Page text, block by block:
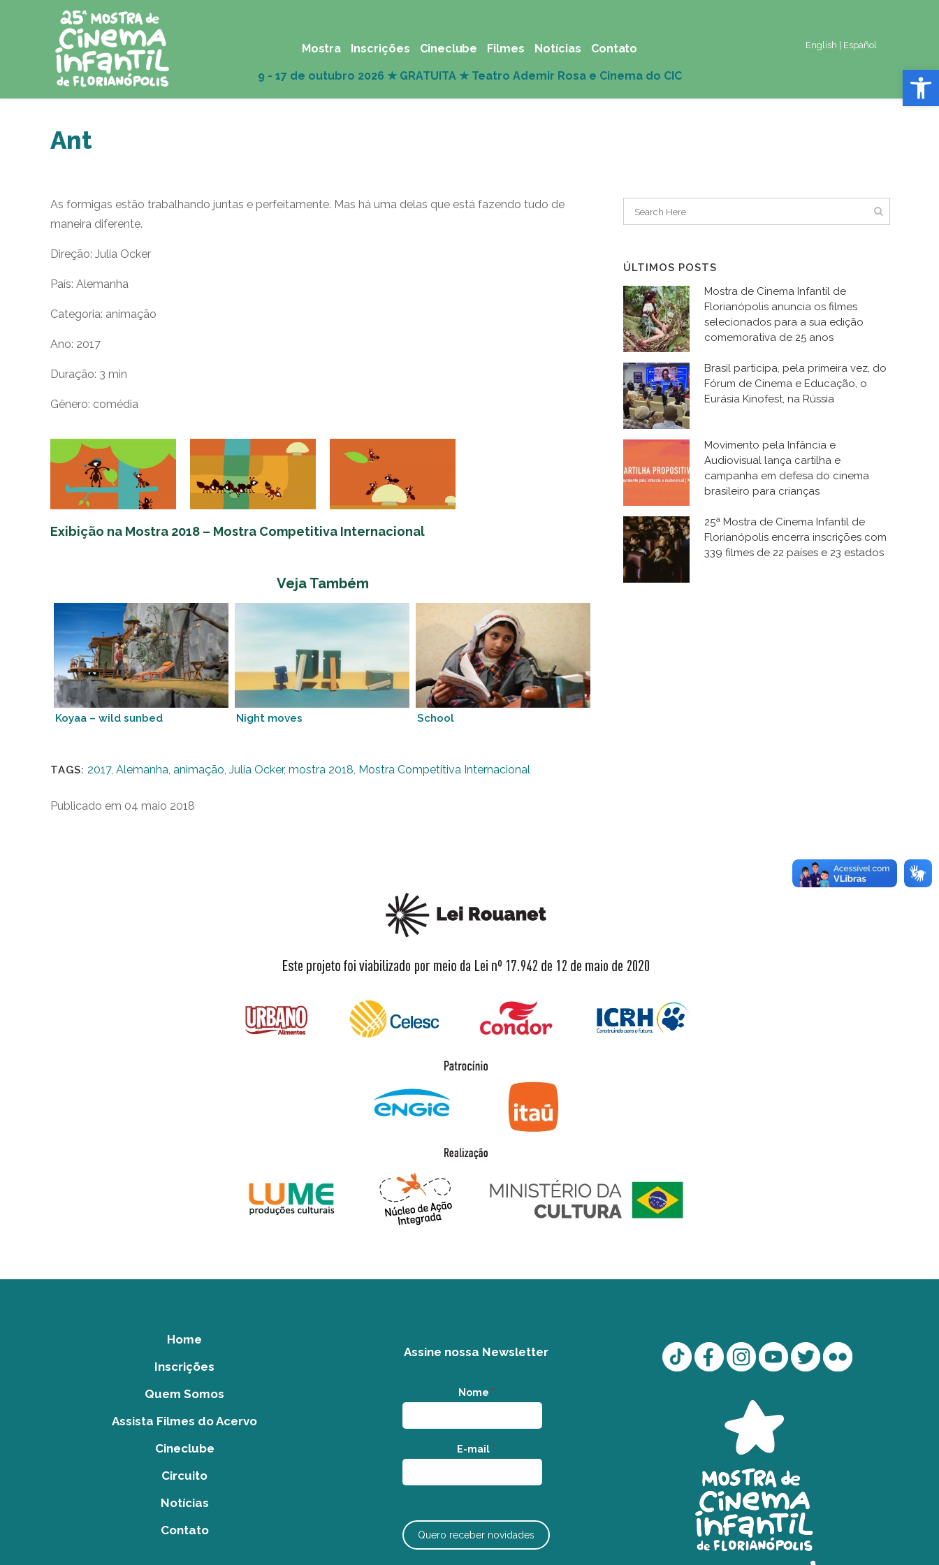
Abrir
English Español
Mostra Inscrições Cineclube Filmes Notícias Contato
Ant
As formigas estão trabalhando juntas e perfeitamente. Mas há uma delas que está fazendo tudo de
maneira diferente.
Direção: Julia Ocker
País: Alemanha
Categoria: animação
Ano: 2017
Duração: 3 min
Gênero: comédia
Exibição na Mostra 2018 – Mostra Competitiva Internacional
Veja Também
Koyaa – wild sunbed Night moves School
TAGS: 2017, Alemanha animação Julia Ocker, mostra 2018 Mostra Competitiva Internacional
Publicado em 04 maio 2018
ÚLTIMOS POSTS
Mostra de Cinema Infantil de
Florianópolis anuncia os filmes
selecionados para a sua edição
comemorativa de 25 anos
Brasil participa, pela primeira vez, do
Fórum de Cinema e Educação, o
Eurásia Kinofest, na Rússia
Movimento pela Infância e
Audiovisual lança cartilha e
campanha em defesa do cinema
brasileiro para crianças
25ª Mostra de Cinema Infantil de
Florianópolis encerra inscrições com
339 filmes de 22 países e 23 estados
Home
Inscrições
Quem Somos
Assista Filmes do Acervo
Cineclube
Circuito
Notícias
Contato
Assine nossa Newsletter
Nome *
E-mail *
Quero receber novidades